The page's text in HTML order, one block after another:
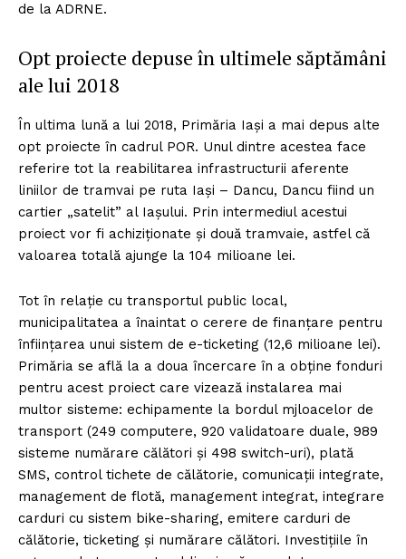
de la ADRNE.
Opt proiecte depuse în ultimele săptămâni
ale lui 2018
În ultima lună a lui 2018, Primăria Iași a mai depus alte
opt proiecte în cadrul POR. Unul dintre acestea face
referire tot la reabilitarea infrastructurii aferente
liniilor de tramvai pe ruta Iași – Dancu, Dancu fiind un
cartier „satelit” al Iașului. Prin intermediul acestui
proiect vor fi achiziționate și două tramvaie, astfel că
valoarea totală ajunge la 104 milioane lei.
Tot în relație cu transportul public local,
municipalitatea a înaintat o cerere de finanțare pentru
înființarea unui sistem de e-ticketing (12,6 milioane lei).
Primăria se află la a doua încercare în a obține fonduri
pentru acest proiect care vizează instalarea mai
multor sisteme: echipamente la bordul mjloacelor de
transport (249 computere, 920 validatoare duale, 989
sisteme numărare călători și 498 switch-uri), plată
SMS, control tichete de călătorie, comunicații integrate,
management de flotă, management integrat, integrare
carduri cu sistem bike-sharing, emitere carduri de
călătorie, ticketing și numărare călători. Investițiile în